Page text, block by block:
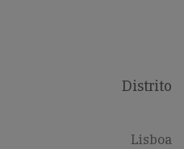
Distrito
Lisboa